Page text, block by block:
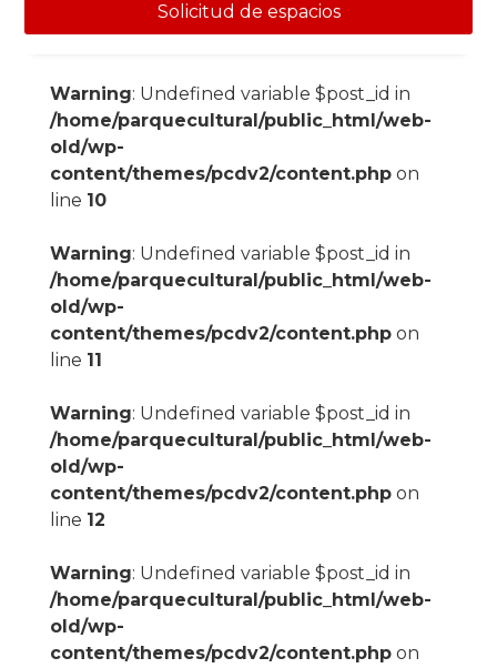
Solicitud de espacios
Warning: Undefined variable $post_id in
/home/parquecultural/public_html/web-
old/wp-
content/themes/pcdv2/content.phpon
line 10
Warning: Undefined variable $post_id in
/home/parquecultural/public_html/web-
old/wp-
content/themes/pcdv2/content.phpon
line 11
Warning: Undefined variable $post_id in
/home/parquecultural/public_html/web-
old/wp-
content/themes/pcdv2/content.phpon
line 12
Warning: Undefined variable $post_id in
/home/parquecultural/public_html/web-
old/wp-
content/themes/pcdv2/content.phpon